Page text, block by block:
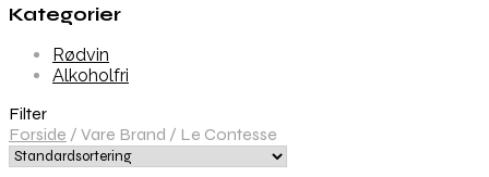
Kategorier
Rødvin
Alkoholfri
Filter
Forside / Vare Brand / Le Contesse